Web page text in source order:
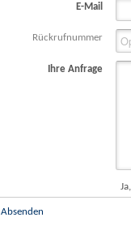
E-Mail
Rückrufnummer
Ihre Anfrage
Absenden